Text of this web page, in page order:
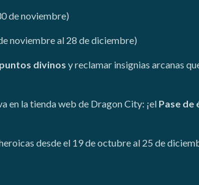
de noviembre)
noviembre al 28 de diciembre)
divinos y reclamar insignias arcanas
en la tienda web de Dragon City: ¡el Pase de
desde el 19 de octubre al 25 de